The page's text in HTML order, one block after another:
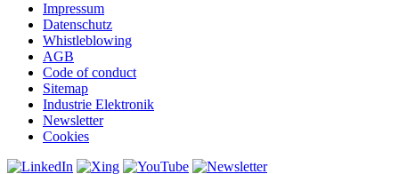
Impressum
Datenschutz
Whistleblowing
AGB
Code of conduct
Sitemap
Industrie Elektronik
Newsletter
Cookies